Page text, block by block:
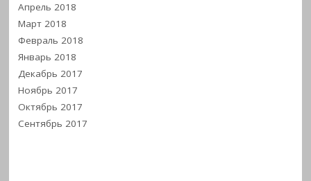
Апрель 2018
Март 2018
Февраль 2018
Январь 2018
Декабрь 2017
Ноябрь 2017
Октябрь 2017
Сентябрь 2017